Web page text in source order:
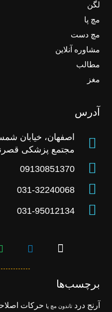
لگن
مچ پا
مچ دست
مشاوره آنلاین
مطالب
مغز
آدرس
اصفهان، خیابان
مجتمع پزشکی
09130851370
031-32240068
031-95012134
برچسب‌ها
آرنج درد تاندون مچ پا حرکات